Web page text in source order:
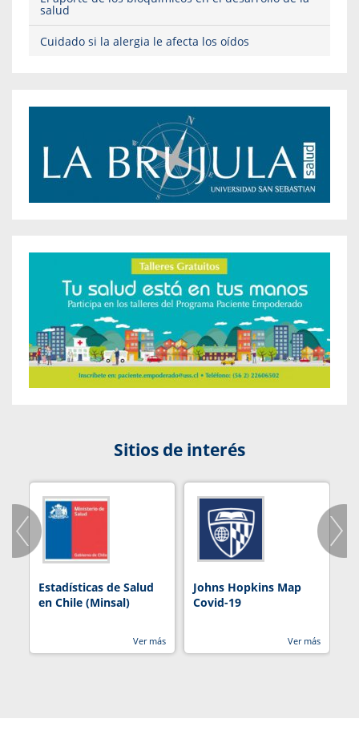
salud
Cuidado si la alergia le afecta los oídos
Sitios de interés
Estadísticas de Salud
en Chile (Minsal)
Ver más
Johns Hopkins Map
Covid-19
Ver más